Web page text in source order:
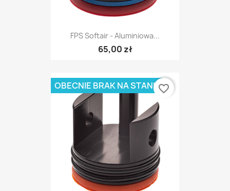
FPS Softair - Aluminiowa...
65,00 zł
OBECNIE BRAK NA STANIEfavorite_border